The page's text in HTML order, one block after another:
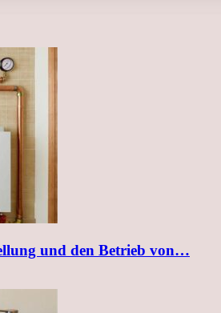
und den Betrieb von…